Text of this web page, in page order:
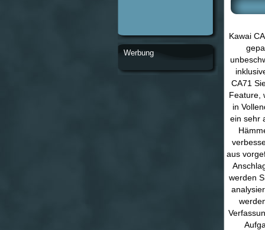
Kawai
CA71
Feature,
in
ein sehr
aus
werden
Werbung